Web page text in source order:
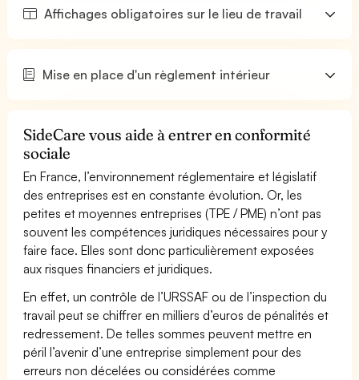
Affichages obligatoires sur le lieu de travail
Mise en place d'un règlement intérieur
SideCare vous aide à entrer en conformité
sociale
En France, l’environnement réglementaire et législatif
des entreprises est en constante évolution. Or, les
petites et moyennes entreprises (TPE / PME) n’ont pas
souvent les compétences juridiques nécessaires pour y
faire face. Elles sont donc particulièrement exposées
aux risques financiers et juridiques.
En effet, un contrôle de l’URSSAF ou de l’inspection du
travail peut se chiffrer en milliers d’euros de pénalités et
redressement. De telles sommes peuvent mettre en
péril l’avenir d’une entreprise simplement pour des
erreurs non décelées ou considérées comme